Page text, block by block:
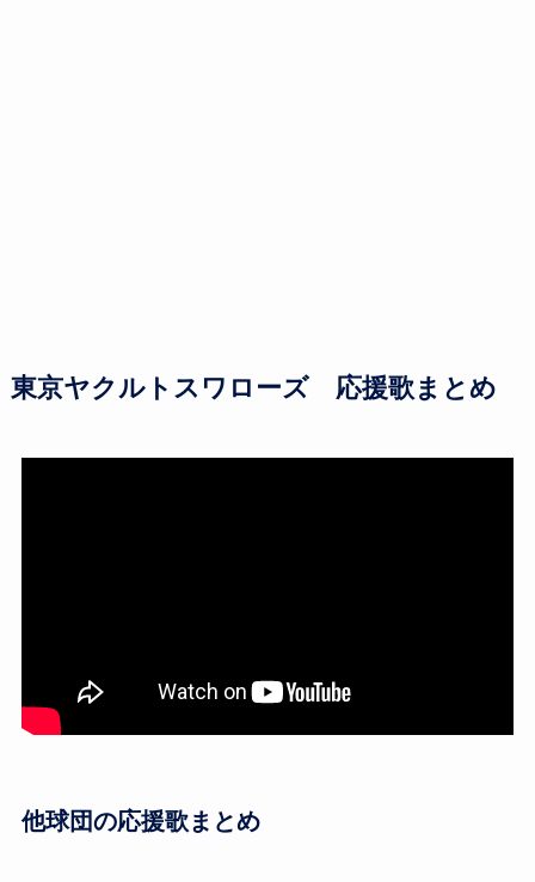
東京ヤクルトスワローズ 応援歌まとめ
他球団の応援歌まとめ